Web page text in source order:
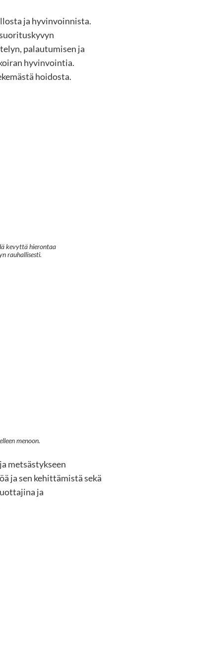
ja hyvinvoinnista.
palautumisen ja
hyvinvointia.
hoidosta.
kevyttä hierontaa
rauhallisesti.
menoon.
metsästykseen
ja sen kehittämistä sekä
ja